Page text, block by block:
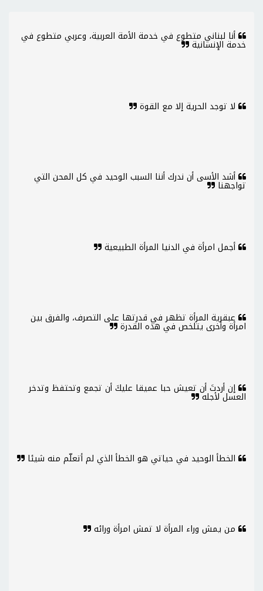
أنا لبناني متطوع في خدمة الأمة العربية، وعربي متطوع في
خدمة الإنسانية
لا توجد الحرية إلا مع القوة
أشد الأسى أن ندرك أننا السبب الوحيد في كل المحن التي
تواجهنا
أجمل امرأة في الدنيا المرأة الطبيعية
عبقرية المرأة تظهر في قدرتها على التصرف، والفرق بين
امرأة وأخرى يتلخص في هذه القدرة
إن أردتَ أن تعيش حبا عميقا عليكَ أن تجمع وتحتفظ وتدخر
العسل لأجله
الخطأ الوحيد في حياتي هو الخطأ الذي لم أتعلّم منه شيئا
من يمش وراء المرأة لا تمش امرأة ورائه